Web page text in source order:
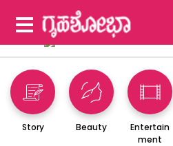
Story Beauty
Entertain
ment